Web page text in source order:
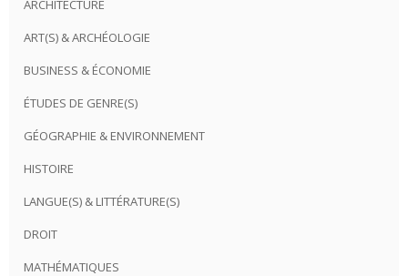
ARCHITECTURE
ART(S) & ARCHÉOLOGIE
BUSINESS & ÉCONOMIE
ÉTUDES DE GENRE(S)
GÉOGRAPHIE & ENVIRONNEMENT
HISTOIRE
LANGUE(S) & LITTÉRATURE(S)
DROIT
MATHÉMATIQUES